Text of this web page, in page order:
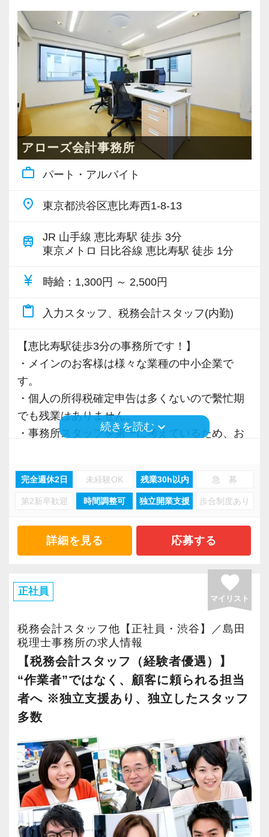
充実した実務重視のOJTで、安心して職務経験
と知識をゼロから身に付けられます！
税務・会計の経験と知識を磨きながらステップ
アップを目指しませんか？
【対象業種100種以上！節税・融資・税務調査に
強い税理士法人です】
創業以来17年連続増収増益、顧問先数2500以
上、全国6拠点で安定的に成長中です。
お客様に事務所までご来社いただく来所型サー
ビスで、中小企業の経営を幅広くサポートして
新規顧問契約のお客様が毎年400件以上増加！
で、税務調査にも精通しています。
税理士という仕事は不況に強い仕事で、融資対
応、給付金のサポート、補助金のサポートなど
お手伝いできる業務は数多く存在しています。
そのため、全拠点でスタッフの増員に力を入れ
ており、さらなるサービス品質の向上を目指し
ています。
また、職場環境の改善に積極的に取り組む企業
に対して認証される「社労士診断認証制度」を
取得しました。
「職場環境改善宣言企業」と「経営労務診断実
施企業」の認定を受け、今後も社員が働きやす
長く安心して働ける環境を用意してお待ちして
おりますので、当社で将来の不安なく働いてみ
【渋谷の事務所はこんなオフィスです】
2021年6月にオープンしたオフィス。
新宿オフィスの精鋭スタッフが立ち上げメンバ
ーとして運営をスタートしました。
都心部ということもあり、IT系など最先端の技
術を取り扱うお客様が多いのが特徴です。
20代が中心となっており、専門学校が近くにあ
ることから資格取得に励むスタッフが多く活躍
しています。
アローズ会計事務所
work_outline パート・アルバイト
place 東京都渋谷区恵比寿西1-8-13
train
JR 山手線 恵比寿駅 徒歩 3分
東京メトロ 日比谷線 恵比寿駅 徒歩 1分
currency_yen 時給 ：1,300円 ～ 2,500円
content_paste 入力スタッフ、税務会計スタッフ(内勤)
【恵比寿駅徒歩3分の事務所です！】
・メインのお客様は様々な業種の中小企業で
す。
・個人の所得税確定申告は多くないので繫忙期
でも残業はありません。
・事務所スタッフを第一に考えているため、お
おります）
・30代活躍中！
【このような方が向いています】
・仕事だけでなく、プライベートの時間を大切
・税理士試験の勉強時間を確保したい方。
（代表者も5科目受験合格のため、税理士試験に
は理解があります）
・ご家庭と両立し、過去の会計事務所業務経験
を活かしたい方。
・一般的な会計事務所業務の経験を積みたい
方。
・将来税理士として独立を考えている方。
続きを読むkeyboard_arrow_down
完全週休2日 未経験OK 残業30h以内 急 募
第2新卒歓迎 時間調整可 独立開業支援 歩合制度あり
詳細を見る 応募する
正社員 favorite
マイリスト
税務会計スタッフ他【正社員・渋谷】／島田
税理士事務所の求人情報
【税務会計スタッフ（経験者優遇）】
“作業者”ではなく、顧客に頼られる担当
者へ ※独立支援あり、独立したスタッフ
多数